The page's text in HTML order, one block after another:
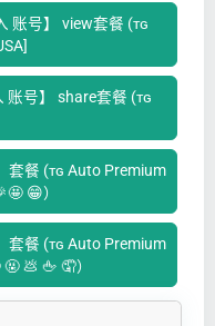
账号】 view套餐 (ᴛɢ
号】 share套餐 (ᴛɢ
套餐 (ᴛɢ Auto Premium
😁）
套餐 (ᴛɢ Auto Premium
💩 🖕 🤦）